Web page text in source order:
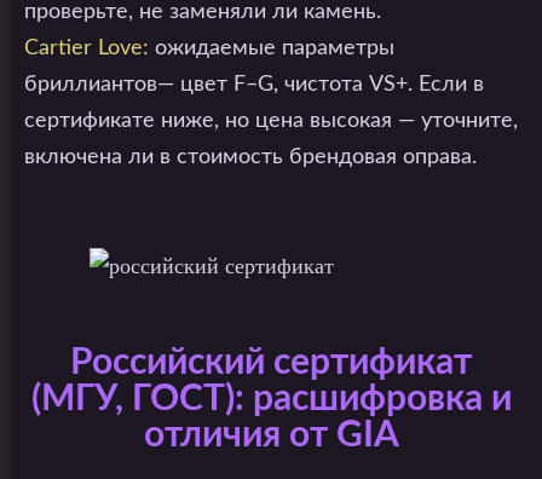
проверьте, не заменяли ли камень.
Cartier Love: ожидаемые параметры
бриллиантов— цвет F–G, чистота VS+. Если в
сертификате ниже, но цена высокая — уточните,
включена ли в стоимость брендовая оправа.
Российский сертификат
(МГУ, ГОСТ): расшифровка и
отличия от GIA